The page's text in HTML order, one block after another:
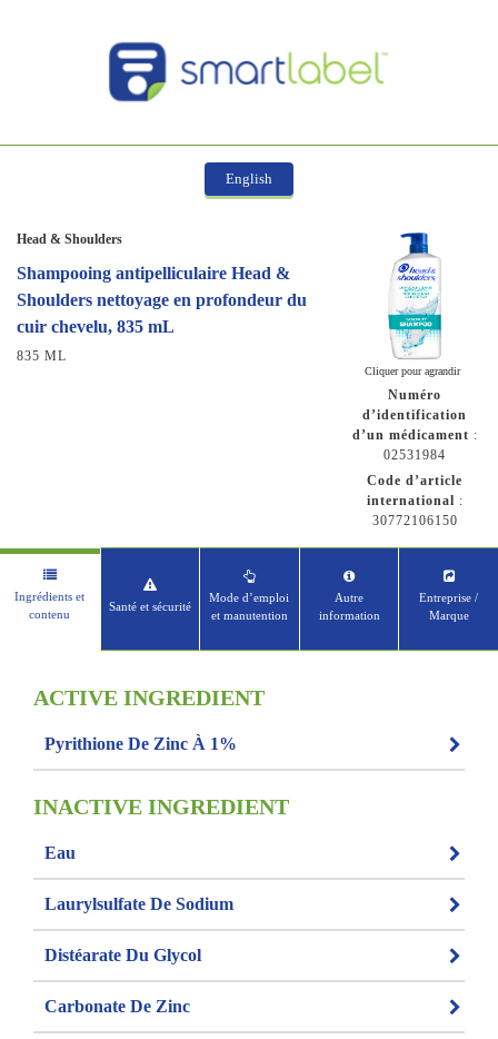
English
Head & Shoulders
Shampooing antipelliculaire Head &
Shoulders nettoyage en profondeur du
cuir chevelu, 835 mL
835 ML
Cliquer pour agrandir
Numéro
d’identification
d’un médicament :
02531984
Code d’article
international :
30772106150
Ingrédients et
contenu
Santé et sécurité
Mode d’emploi
et manutention
Autre
information
Entreprise /
Marque
ACTIVE INGREDIENT
Pyrithione De Zinc À 1%
INACTIVE INGREDIENT
Eau
Laurylsulfate De Sodium
Distéarate Du Glycol
Carbonate De Zinc